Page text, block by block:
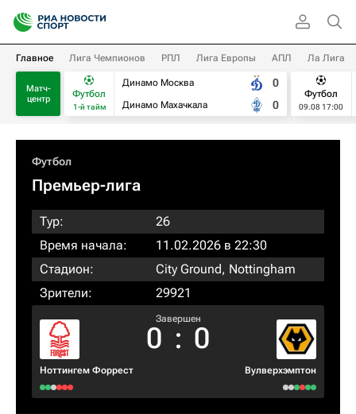
Главное Лига Чемпионов РПЛ Лига Европы АПЛ Ла Лига
Матч-
центр
Футбол
1-й тайм
Динамо Москва
Динамо Махачкала
0
0
Футбол
09.08 17:00
Футбол
Премьер-лига
Тур:
26
Время начала:
11.02.2026 в 22:30
Стадион:
City Ground, Nottingham
Зрители:
29921
Ноттингем Форрест
Завершен
0 : 0
Вулверхэмптон